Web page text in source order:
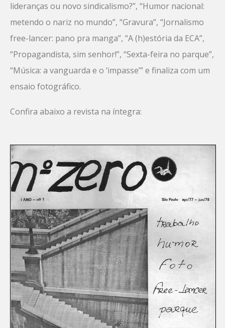
lideranças ou novo sindicalismo?”, “Humor nacional:
metendo o nariz no mundo”, “Gravura”, “Jornalismo
free-lancer: pano pra manga”, “A (h)estória da ECA”,
“Propagandista, sim senhor!”, “Sexta-feira no parque”,
“Música: a vanguarda e o ‘impasse’” e finaliza com um
ensaio fotográfico.
Confira abaixo a revista na íntegra: